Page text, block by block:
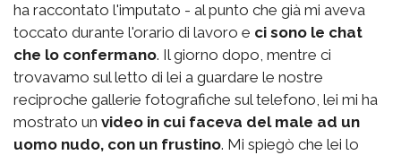
ha raccontato l'imputato - al punto che già mi aveva
toccato durante l'orario di lavoro e ci sono le chat
che lo confermano. Il giorno dopo, mentre ci
trovavamo sul letto di lei a guardare le nostre
reciproche gallerie fotografiche sul telefono, lei mi ha
mostrato un video in cui faceva del male ad un
uomo nudo, con un frustino. Mi spiegò che lei lo